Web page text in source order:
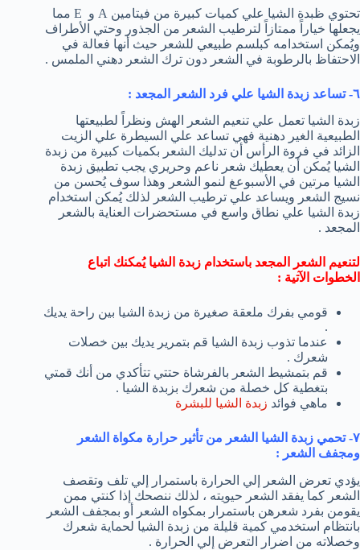
تحتوي ظبدة الشيا علي كميات كبيرة من فيتامين A و E مما
يجعلها خياراً ممتازاً لترطيب الشعر من الجذور وحتي الأطراف
ويُمكن استخدامه كبلسم طبيعي للشعر حيث أنها فعالة في
الاحتفاظ بالرطوبة في الشعر دون ترك الشعر دهني الملمس .
٦- تساعد زبدة الشيا علي فرد الشعر المجعد :
زبدة الشيا تعمل علي تنعيم الشعر الهش ونظراً لطبيعتها
الطبيعية الغير دهنية فهي تساعد علي السيطرة علي الزيت
الزائد في فروة الرأس أن تدليك الشعر بكميات كبيرة من زبدة
الشيا يُمكن أن يعطيك شعر ناعم وحريري يجب تطبيق زبدة
الشيا مرتين في الأسبوعغ لنمو الشعر وهذا سوف يُحسن من
نسيج الشعر ويساعد علي ترطيب الشعر لذلك يُمكن استخدام
زبدة الشيا علي نطاق واسع في مستحضرات العناية بالشعر
المجعد .
لتنعيم الشعر المجعد باستخدام زبدة الشيا يُمكنك اتباع
الخطوات الآتية :
قومي بفرك ملعقة صغيرة من زبدة الشيا بين راحة يديك
.
عندما تذوب زبدة الشيا قم بتمرير يديك بين خصلات
شعرك .
قم بتمشيط الشعر بالفرشاة حتتي تتأكدي من أنك قمتي
بتغطية كل خصلة من شعرك بزبدة الشيا .
ماهي فوائد زبدة الشيا للبشرة
٧- تحمي زبدة الشيا الشعر من تأثير حرارة مكواة الشعر
ومجفف الشعر :
يؤدي تعرض الشعر إلي الحرارة باستمرار إلي تلف وتقصف
الشعر كما يفقد الشعر حيويته ، لذلك ننصحك إذا كنتي ممن
يقومن بفرد شعرهن باستمرار بمكواه الشعر أو بمجفف الشعر
بانتظام استخدمي كمية قليلة من زبدة الشيا لحماية شعرك
وخصلاته من اضرار التعرض إلي الحرارة .